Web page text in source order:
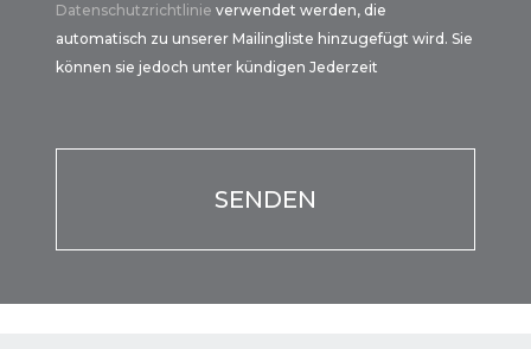
Datenschutzrichtlinieverwendet werden, die
automatisch zu unserer Mailingliste hinzugefügt wird. Sie
können sie jedoch unter kündigen Jederzeit